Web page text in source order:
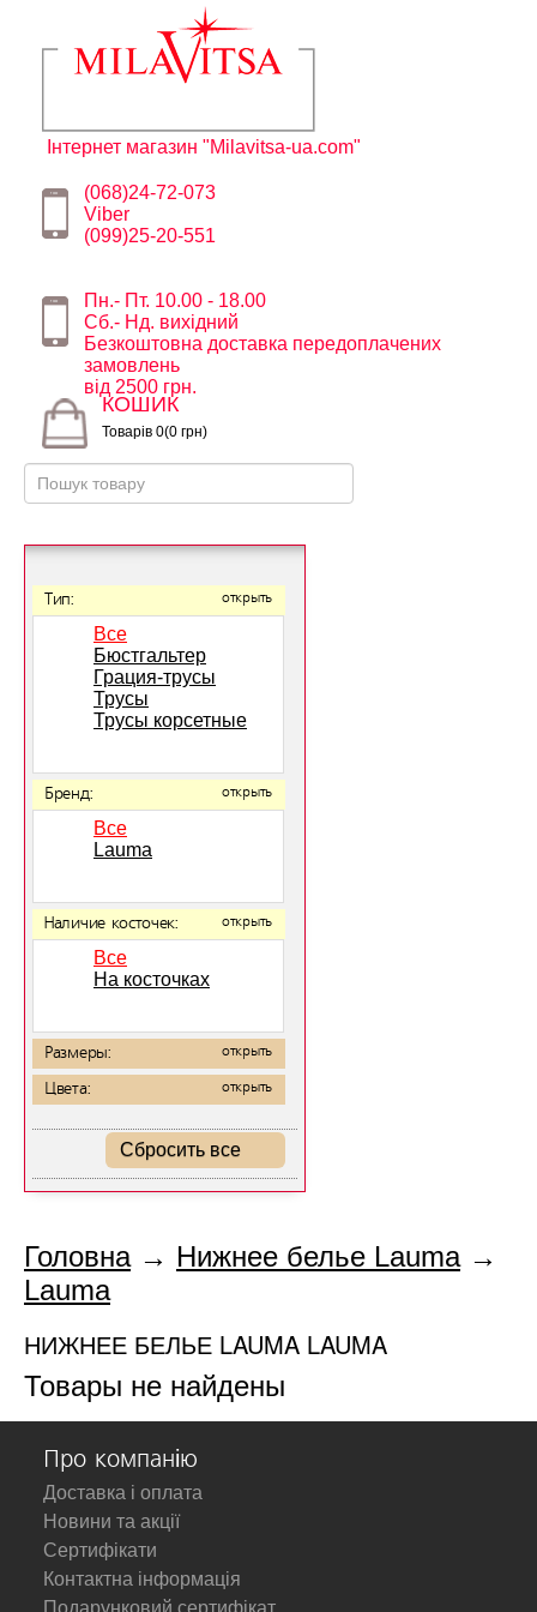
Інтернет магазин "Milavitsa-ua.com"
(068)24-72-073
Viber
(099)25-20-551
Пн.- Пт. 10.00 - 18.00
Сб.- Нд. вихідний
Безкоштовна доставка передоплачених
замовлень
від 2500 грн.
КОШИК
Товарів 0(0 грн)
Тип: открыть
Все
Бюстгальтер
Грация-трусы
Трусы
Трусы корсетные
Бренд: открыть
Все
Lauma
Наличие косточек: открыть
Все
На косточках
Размеры: открыть
Цвета: открыть
Сбросить все
Головна→ Нижнее белье Lauma→
Lauma
НИЖНЕЕ БЕЛЬЕ LAUMA LAUMA
Товары не найдены
Про компанію
Доставка і оплата
Новини та акції
Сертифікати
Контактна інформація
Подарунковий сертифікат